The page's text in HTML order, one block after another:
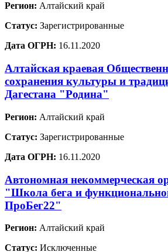
Регион: Алтайский край
Статус: Зарегистрированные
Дата ОГРН: 16.11.2020
Алтайская краевая
сохранения культуры и
Дагестана "Родина"
Регион: Алтайский край
Статус: Зарегистрированные
Дата ОГРН: 16.11.2020
Автономная некоммерческая
"Школа бега и
ПроБег22"
Регион: Алтайский край
Статус: Исключенные